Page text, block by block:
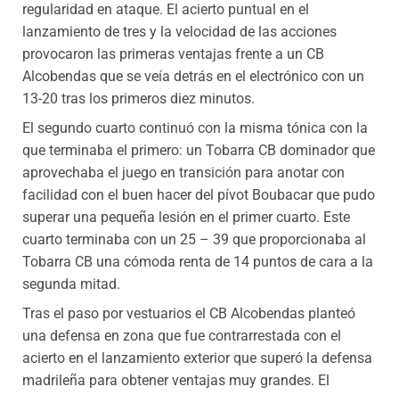
regularidad en ataque. El acierto puntual en el
lanzamiento de tres y la velocidad de las acciones
provocaron las primeras ventajas frente a un CB
Alcobendas que se veía detrás en el electrónico con un
13-20 tras los primeros diez minutos.
El segundo cuarto continuó con la misma tónica con la
que terminaba el primero: un Tobarra CB dominador que
aprovechaba el juego en transición para anotar con
facilidad con el buen hacer del pívot Boubacar que pudo
superar una pequeña lesión en el primer cuarto. Este
cuarto terminaba con un 25 – 39 que proporcionaba al
Tobarra CB una cómoda renta de 14 puntos de cara a la
segunda mitad.
Tras el paso por vestuarios el CB Alcobendas planteó
una defensa en zona que fue contrarrestada con el
acierto en el lanzamiento exterior que superó la defensa
madrileña para obtener ventajas muy grandes. El